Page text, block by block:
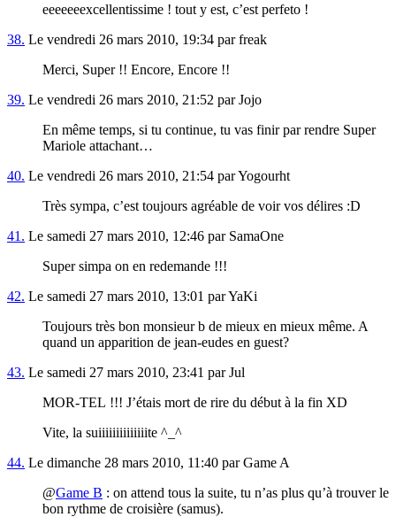
eeeeeeexcellentissime ! tout y est, c’est perfeto !
38. Le vendredi 26 mars 2010, 19:34 par freak
Merci, Super !! Encore, Encore !!
39. Le vendredi 26 mars 2010, 21:52 par Jojo
En même temps, si tu continue, tu vas finir par rendre Super
Mariole attachant…
40. Le vendredi 26 mars 2010, 21:54 par Yogourht
Très sympa, c’est toujours agréable de voir vos délires :D
41. Le samedi 27 mars 2010, 12:46 par SamaOne
Super simpa on en redemande !!!
42. Le samedi 27 mars 2010, 13:01 par YaKi
Toujours très bon monsieur b de mieux en mieux même. A
quand un apparition de jean-eudes en guest?
43. Le samedi 27 mars 2010, 23:41 par Jul
MOR-TEL !!! J’étais mort de rire du début à la fin XD
Vite, la suiiiiiiiiiiiiiite ^_^
44. Le dimanche 28 mars 2010, 11:40 par Game A
@Game B : on attend tous la suite, tu n’as plus qu’à trouver le
bon rythme de croisière (samus).